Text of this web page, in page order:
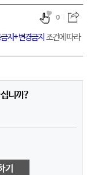
지+변경금지 조건에 따라
0
니까?
기